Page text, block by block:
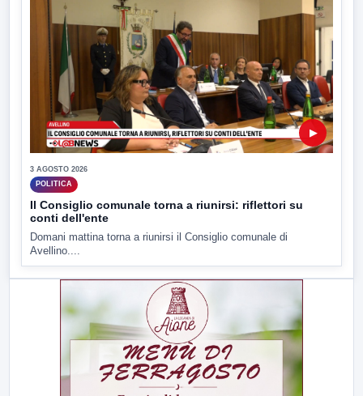
▶
3 AGOSTO 2026
POLITICA
Il Consiglio comunale torna a riunirsi: riflettori su
conti dell'ente
Domani mattina torna a riunirsi il Consiglio comunale di
Avellino....